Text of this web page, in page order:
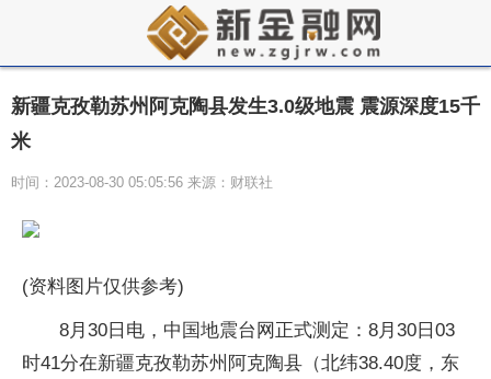
新疆克孜勒苏州阿克陶县发生3.0级地震 震源深度15千
米
时间：2023-08-30 05:05:56 来源：财联社
(资料图片仅供参考)
8月30日电，中国地震台网正式测定：8月30日03
时41分在新疆克孜勒苏州阿克陶县（北纬38.40度，东